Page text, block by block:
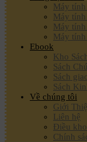
Máy
Máy
Máy
Máy tính
Ebook
Kho
Sách
Sách
Sách
Về chúng tôi
Giới
Liên hệ
Điều
Chính